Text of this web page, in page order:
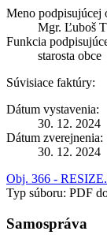
Meno podpisujúcej
Mgr. Ľuboš
Funkcia
starosta obce
Súvisiace faktúry:
Dátum vystavenia:
30. 12. 2024
Dátum zverejnenia:
30. 12. 2024
Obj. 366 -
Typ súboru: PDF
Samospráva